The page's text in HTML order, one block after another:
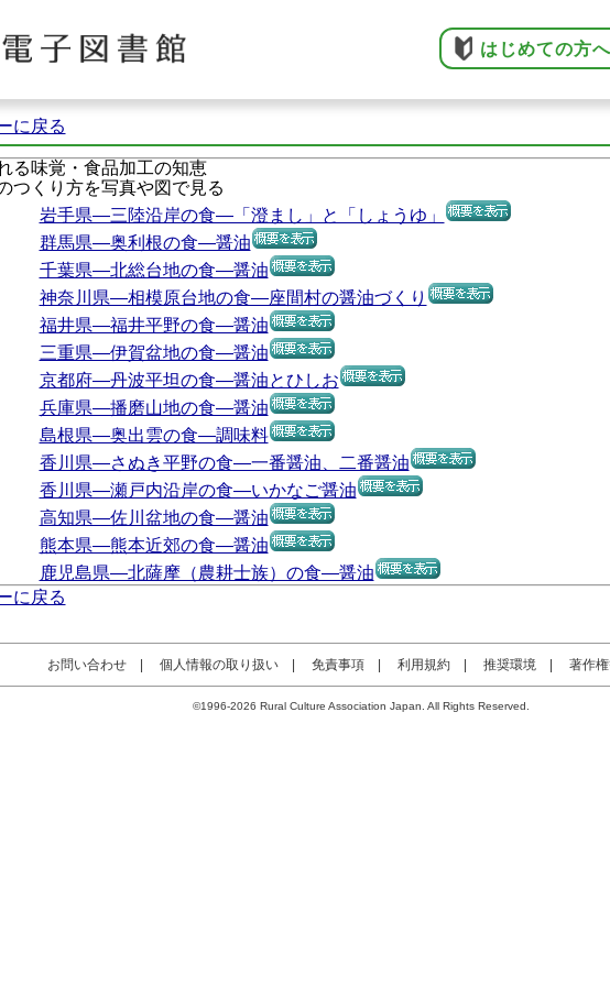
はじめての方へ
に戻る
る味覚・食品加工の知恵
つくり方を写真や図で見る
岩手県―三陸沿岸の食―「澄まし」と「しょうゆ」
群馬県―奥利根の食―醤油
千葉県―北総台地の食―醤油
神奈川県―相模原台地の食―座間村の醤油づくり
福井県―福井平野の食―醤油
三重県―伊賀盆地の食―醤油
京都府―丹波平坦の食―醤油とひしお
兵庫県―播磨山地の食―醤油
島根県―奥出雲の食―調味料
香川県―さぬき平野の食―一番醤油、二番醤油
香川県―瀬戸内沿岸の食―いかなご醤油
高知県―佐川盆地の食―醤油
熊本県―熊本近郊の食―醤油
鹿児島県―北薩摩（農耕士族）の食―醤油
に戻る
お問い合わせ 個人情報の取り扱い 免責事項 利用規約 推奨環境 著作
©1996-2026 Rural Culture Association Japan. All Rights Reserved.